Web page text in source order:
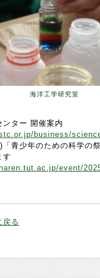
海洋工学研究室
ンター 開催案内
business/
「青少年のための科学の
す
event/
戻る